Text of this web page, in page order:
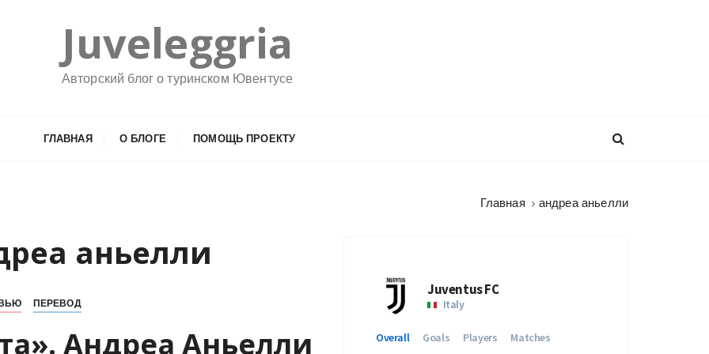
Juveleggria
Авторский блог о туринском Ювентусе
ГЛАВНАЯ О БЛОГЕ ПОМОЩЬ ПРОЕКТУ
Главная андреа аньелли
аньелли
ПЕРЕВОД
Андреа Аньелли